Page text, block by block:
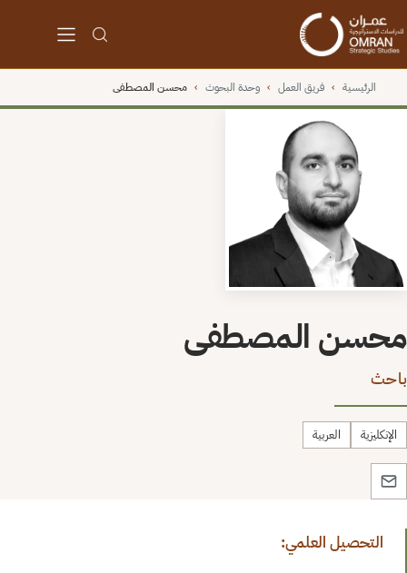
الرئيسية › فريق العمل › وحدة البحوث › محسن المصطفى
محسن المصطفى
باحث
الإنكليزية العربية
التحصيل العلمي: